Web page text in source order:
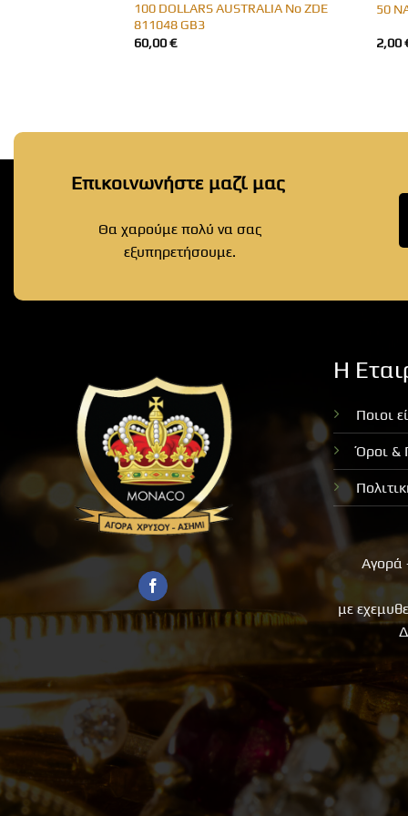
100 DOLLARS AUSTRALIA No ZDE
811048 GB3
60,00€
50
2,00
Επικοινωνήστε μαζί μας
Θα χαρούμε πολύ να σας
εξυπηρετήσουμε.
Η
Ποιοι
Όροι &
Αγορά
με